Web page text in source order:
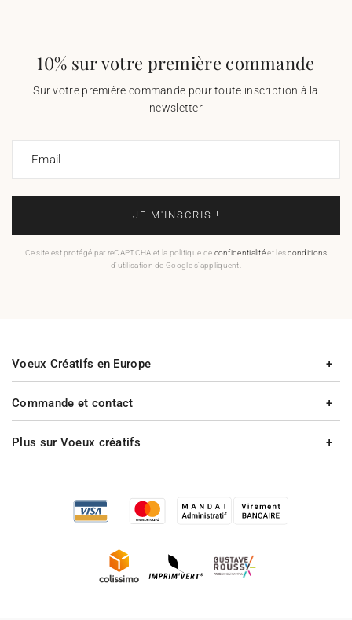
10% sur votre première commande
Sur votre première commande pour toute inscription à la
newsletter
Email
JE M'INSCRIS !
Ce site est protégé par reCAPTCHA et la politique de confidentialitéet lesconditions
d'utilisation de Google s'appliquent.
Commande et contact
Plus sur Voeux créatifs
Voeux Créatifs en Europe